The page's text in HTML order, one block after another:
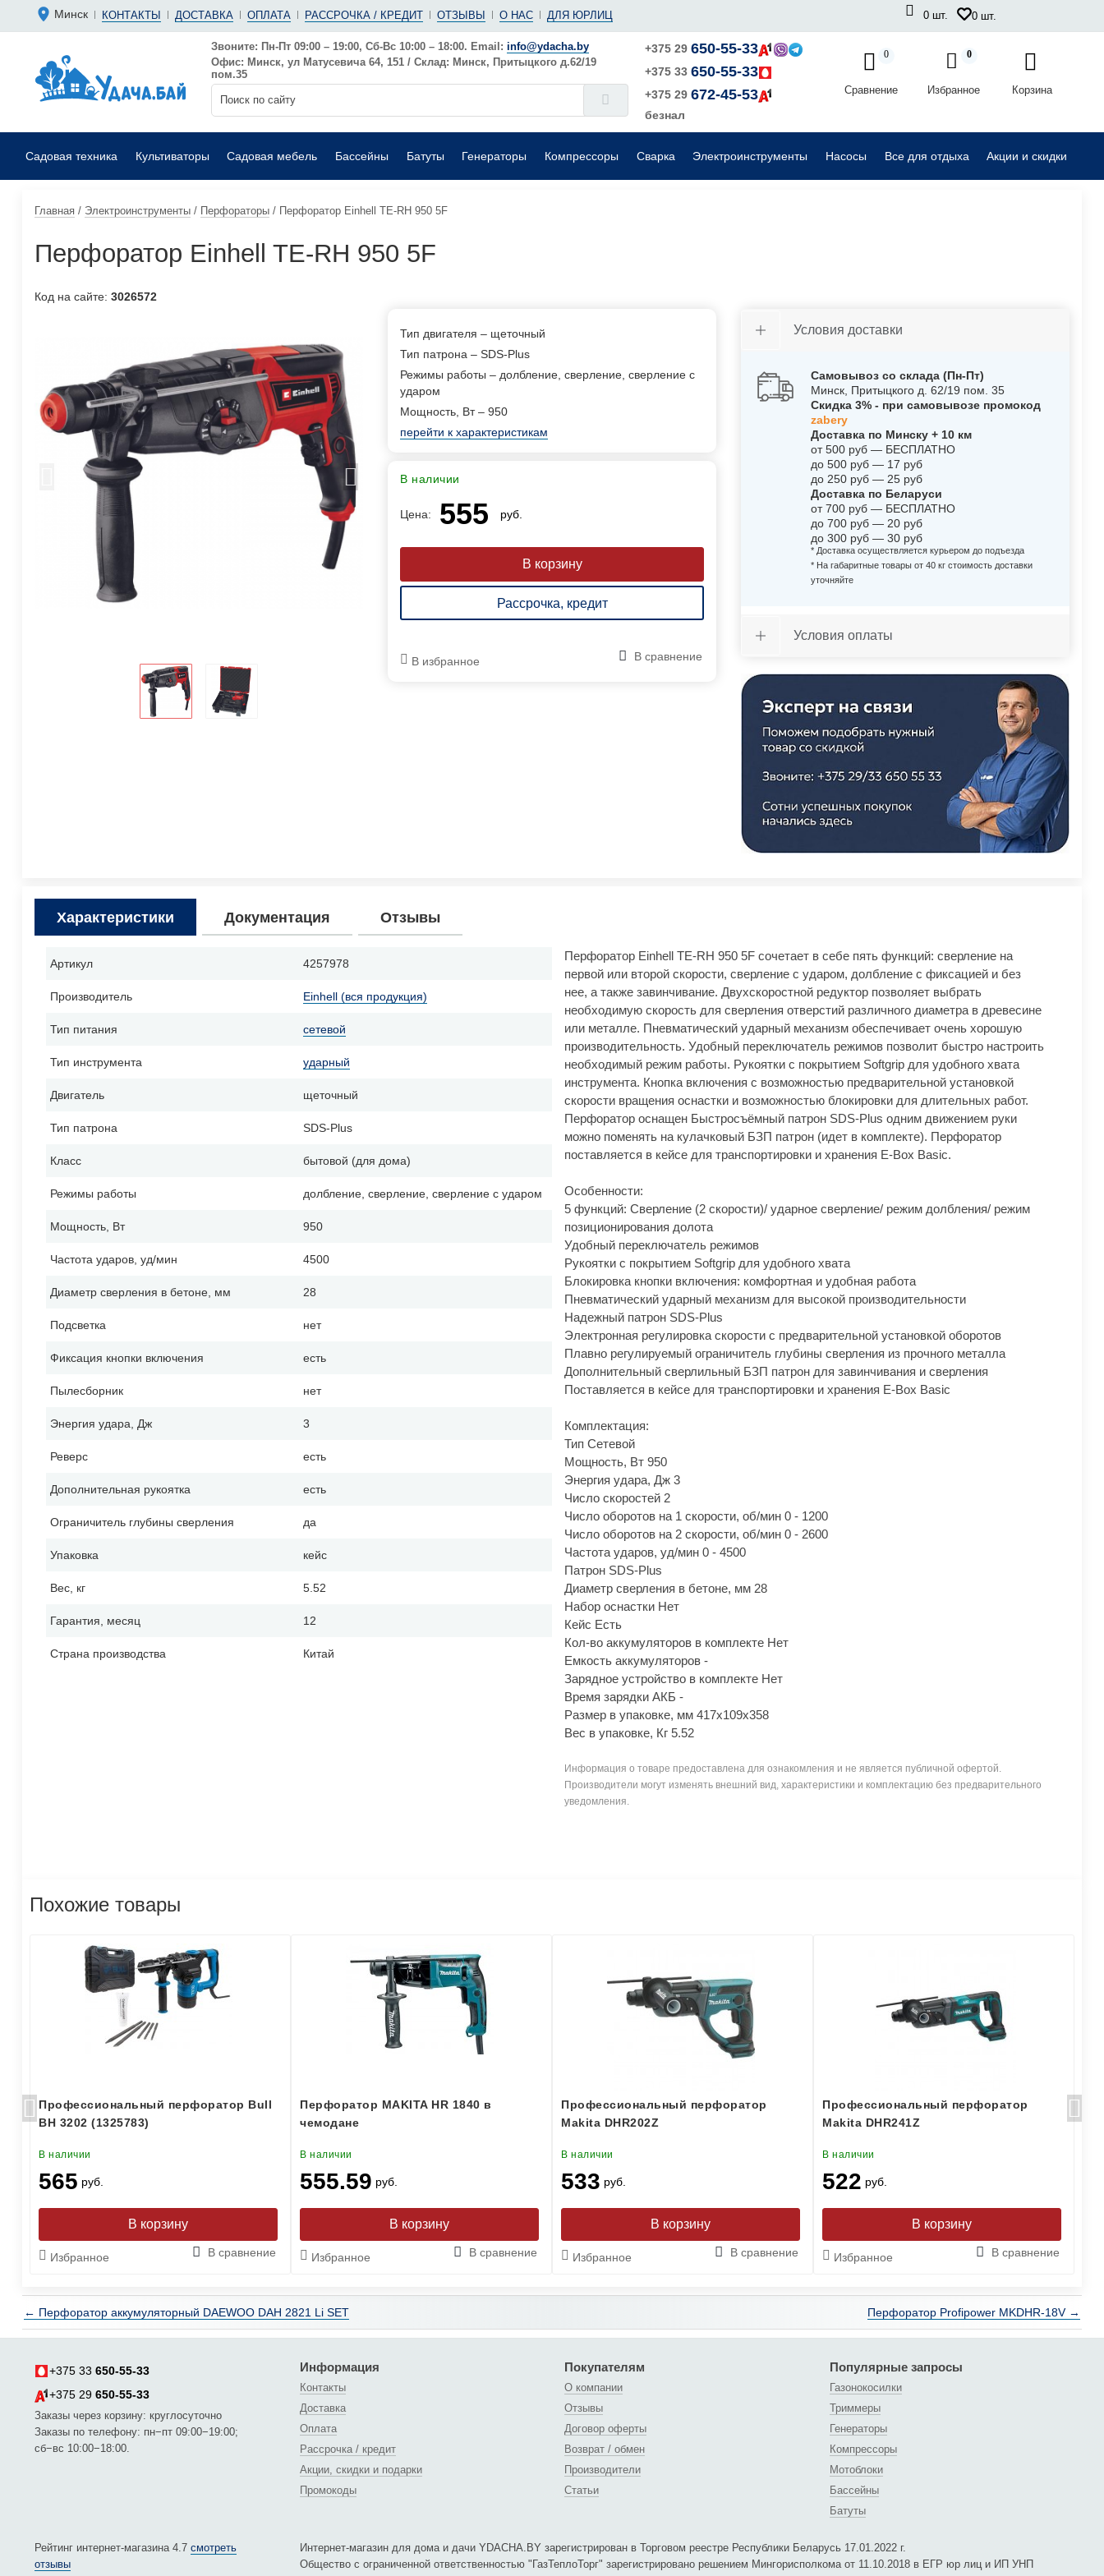
Минск КОНТАКТЫ ДОСТАВКА ОПЛАТА РАССРОЧКА / КРЕДИТ ОТЗЫВЫ О НАС ДЛЯ ЮРЛИЦ 0 шт. 0 шт.
Звоните: Пн-Пт 09:00 – 19:00, Сб-Вс 10:00 – 18:00. Email: info@ydacha.by
Офис: Минск, ул Матусевича 64, 151 / Склад: Минск, Притыцкого д.62/19
пом.35
+375 29 650-55-33
+375 33 650-55-33
+375 29 672-45-53
безнал
0
Сравнение
0
Избранное Корзина
Садовая техника
Аккумуляторные
Садовые воздуходувки
Бензиновые
Мойки высокого давления
Электрические
Садовые измельчители
Комплектующие для садовой техники
Культиваторы Садовая мебель Бассейны Батуты Генераторы Компрессоры Сварка Электроинструменты
Болгарки (ушм)
Шлифовальные машины
Насосы
Мотопомпы
Поверхностные
Все для отдыха Акции и скидки
Главная / Электроинструменты / Перфораторы / Перфоратор Einhell TE-RH 950 5F
Перфоратор Einhell TE-RH 950 5F
Код на сайте: 3026572
Тип двигателя – щеточный
Тип патрона – SDS-Plus
Режимы работы – долбление, сверление, сверление с
ударом
Мощность, Вт – 950
перейти к характеристикам
В наличии
Цена: 555 руб.
Рассрочка, кредит
В избранное В сравнение
Условия доставки
Самовывоз со склада (Пн-Пт)
Минск, Притыцкого д. 62/19 пом. 35
Скидка 3% - при самовывозе промокод
zabery
Доставка по Минску + 10 км
от 500 руб — БЕСПЛАТНО
до 500 руб — 17 руб
до 250 руб — 25 руб
Доставка по Беларуси
от 700 руб — БЕСПЛАТНО
до 700 руб — 20 руб
до 300 руб — 30 руб
* Доставка осуществляется курьером до подъезда
* На габаритные товары от 40 кг стоимость доставки
уточняйте
Условия оплаты
Характеристики Документация Отзывы
Артикул 4257978
Производитель Einhell (вся продукция)
Тип питания сетевой
Тип инструмента ударный
Двигатель щеточный
Тип патрона SDS-Plus
Класс бытовой (для дома)
Режимы работы долбление, сверление, сверление с ударом
Мощность, Вт 950
Частота ударов, уд/мин 4500
Диаметр сверления в бетоне, мм 28
Подсветка нет
Фиксация кнопки включения есть
Пылесборник нет
Энергия удара, Дж 3
Реверс есть
Дополнительная рукоятка есть
Ограничитель глубины сверления да
Упаковка кейс
Вес, кг 5.52
Гарантия, месяц 12
Страна производства Китай
Перфоратор Einhell TE-RH 950 5F сочетает в себе пять функций: сверление на
первой или второй скорости, сверление с ударом, долбление с фиксацией и без
нее, а также завинчивание. Двухскоростной редуктор позволяет выбрать
необходимую скорость для сверления отверстий различного диаметра в древесине
или металле. Пневматический ударный механизм обеспечивает очень хорошую
производительность. Удобный переключатель режимов позволит быстро настроить
необходимый режим работы. Рукоятки с покрытием Softgrip для удобного хвата
инструмента. Кнопка включения с возможностью предварительной установкой
скорости вращения оснастки и возможностью блокировки для длительных работ.
Перфоратор оснащен Быстросъёмный патрон SDS-Plus одним движением руки
можно поменять на кулачковый БЗП патрон (идет в комплекте). Перфоратор
поставляется в кейсе для транспортировки и хранения E-Box Basic.
Особенности:
5 функций: Сверление (2 скорости)/ ударное сверление/ режим долбления/ режим
позиционирования долота
Удобный переключатель режимов
Рукоятки с покрытием Softgrip для удобного хвата
Блокировка кнопки включения: комфортная и удобная работа
Пневматический ударный механизм для высокой производительности
Надежный патрон SDS-Plus
Электронная регулировка скорости с предварительной установкой оборотов
Плавно регулируемый ограничитель глубины сверления из прочного металла
Дополнительный сверлильный БЗП патрон для завинчивания и сверления
Поставляется в кейсе для транспортировки и хранения E-Box Basic
Комплектация:
Тип Сетевой
Мощность, Вт 950
Энергия удара, Дж 3
Число скоростей 2
Число оборотов на 1 скорости, об/мин 0 - 1200
Число оборотов на 2 скорости, об/мин 0 - 2600
Частота ударов, уд/мин 0 - 4500
Патрон SDS-Plus
Диаметр сверления в бетоне, мм 28
Набор оснастки Нет
Кейс Есть
Кол-во аккумуляторов в комплекте Нет
Емкость аккумуляторов -
Зарядное устройство в комплекте Нет
Время зарядки АКБ -
Размер в упаковке, мм 417x109x358
Вес в упаковке, Кг 5.52
Информация о товаре предоставлена для ознакомления и не является публичной офертой.
Производители могут изменять внешний вид, характеристики и комплектацию без предварительного
уведомления.
Похожие товары
Профессиональный перфоратор Bull
BH 3202 (1325783)
В наличии
565 руб.
Избранное В сравнение
Перфоратор MAKITA HR 1840 в
чемодане
В наличии
555.59 руб.
Избранное В сравнение
Профессиональный перфоратор
Makita DHR202Z
В наличии
533 руб.
Избранное В сравнение
Профессиональный перфоратор
Makita DHR241Z
В наличии
522 руб.
Избранное В сравнение
← Перфоратор аккумуляторный DAEWOO DAH 2821 Li SET Перфоратор Profipower MKDHR-18V →
+375 33 650-55-33
+375 29 650-55-33
Заказы через корзину: круглосуточно
Заказы по телефону: пн−пт 09:00−19:00;
сб−вс 10:00−18:00.
Информация
Контакты
Доставка
Оплата
Рассрочка / кредит
Акции, скидки и подарки
Промокоды
Покупателям
О компании
Отзывы
Договор оферты
Возврат / обмен
Производители
Статьи
Популярные запросы
Газонокосилки
Триммеры
Генераторы
Компрессоры
Мотоблоки
Бассейны
Батуты
Рейтинг интернет-магазина 4.7 смотреть
отзывы
Интернет-магазин для дома и дачи YDACHA.BY зарегистрирован в Торговом реестре Республики Беларусь 17.01.2022 г.
Общество с ограниченной ответственностью "ГазТеплоТорг" зарегистрировано решением Мингорисполкома от 11.10.2018 в ЕГР юр лиц и ИП УНП